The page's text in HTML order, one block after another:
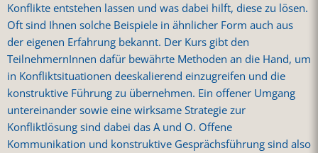
Konflikte entstehen lassen und was dabei hilft, diese zu lösen.
Oft sind Ihnen solche Beispiele in ähnlicher Form auch aus
der eigenen Erfahrung bekannt. Der Kurs gibt den
TeilnehmernInnen dafür bewährte Methoden an die Hand, um
in Konfliktsituationen deeskalierend einzugreifen und die
konstruktive Führung zu übernehmen. Ein offener Umgang
untereinander sowie eine wirksame Strategie zur
Konfliktlösung sind dabei das A und O. Offene
Kommunikation und konstruktive Gesprächsführung sind also